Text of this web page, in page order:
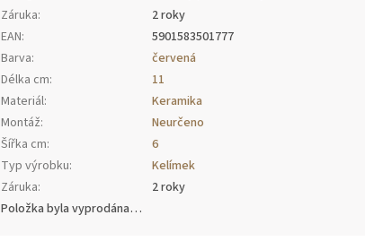
Záruka:
2 roky
EAN:
5901583501777
Barva:
červená
Délka cm:
11
Materiál:
Keramika
Montáž:
Neurčeno
Šířka cm:
6
Typ výrobku:
Kelímek
Záruka:
2 roky
Položka byla vyprodána…